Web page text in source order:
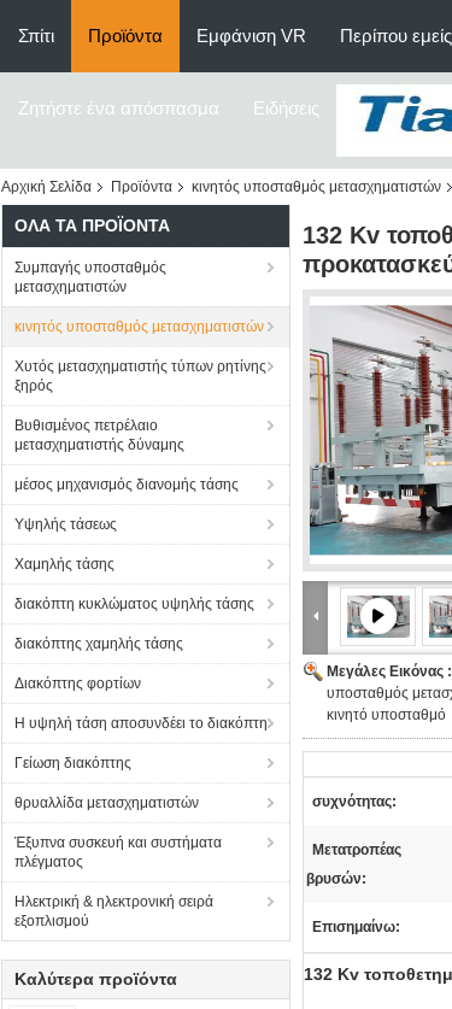
Σπίτι Προϊόντα Εμφάνιση VR Περίπου εμείς
Ζητήστε ένα απόσπασμα Ειδήσεις
Αρχική Σελίδα Προϊόντα κινητός υποσταθμός μετασχηματιστών
ΌΛΑ ΤΑ ΠΡΟΪΌΝΤΑ
Συμπαγής υποσταθμός
μετασχηματιστών
κινητός υποσταθμός μετασχηματιστών
Χυτός μετασχηματιστής τύπων ρητίνης
ξηρός
Βυθισμένος πετρέλαιο
μετασχηματιστής δύναμης
μέσος μηχανισμός διανομής τάσης
Υψηλής τάσεως
Χαμηλής τάσης
διακόπτη κυκλώματος υψηλής τάσης
διακόπτης χαμηλής τάσης
Διακόπτης φορτίων
Η υψηλή τάση αποσυνδέει το διακόπτη
Γείωση διακόπτης
θρυαλλίδα μετασχηματιστών
Έξυπνα συσκευή και συστήματα
πλέγματος
Ηλεκτρική & ηλεκτρονική σειρά
εξοπλισμού
Καλύτερα προϊόντα
132 Kv
Μεγάλες Εικόνας :
υποσταθμός
κινητό υποσταθμό
συχνότητας:
Μετατροπέας
βρυσών:
Επισημαίνω:
132 Kv